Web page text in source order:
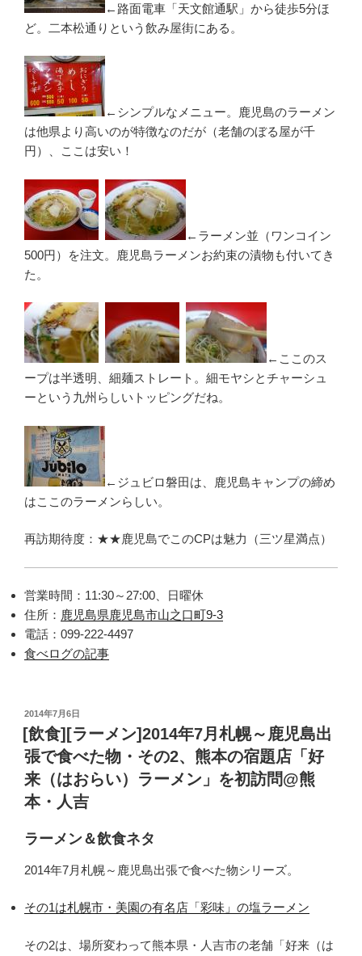
←路面電車「天文館通駅」から徒歩5分ほ
ど。二本松通りという飲み屋街にある。
←シンプルなメニュー。鹿児島のラーメン
は他県より高いのが特徴なのだが（老舗のぼる屋が千
円）、ここは安い！
←ラーメン並（ワンコイン
500円）を注文。鹿児島ラーメンお約束の漬物も付いてき
た。
←ここのス
ープは半透明、細麺ストレート。細モヤシとチャーシュ
ーという九州らしいトッピングだね。
←ジュビロ磐田は、鹿児島キャンプの締め
はここのラーメンらしい。
再訪期待度：★★鹿児島でこのCPは魅力（三ツ星満点）
営業時間：11:30～27:00、日曜休
住所： 鹿児島県鹿児島市山之口町9-3
電話：099-222-4497
食べログの記事
投
稿
日:
2014年7月6日
[飲食][ラーメン]2014年7月札幌～鹿児島出
張で食べた物・その2、熊本の宿題店「好
来（はおらい）ラーメン」を初訪問@熊
本・人吉
ラーメン＆飲食ネタ
2014年7月札幌～鹿児島出張で食べた物シリーズ。
その1は札幌市・美園の有名店「彩味」の塩ラーメン
その2は、場所変わって熊本県・人吉市の老舗「好来（は